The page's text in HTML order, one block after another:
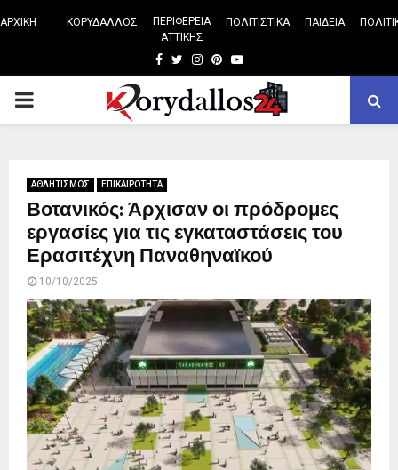
ΑΡΧΙΚΗ ΚΟΡΥΔΑΛΛΟΣ
ΠΕΡΙΦΕΡΕΙΑ
ΑΤΤΙΚΗΣ
ΠΟΛΙΤΙΣΤΙΚΑ ΠΑΙΔΕΙΑ
Facebook
TwitterInstagram
Pinterest
Youtube
PRIMARY
ΑΘΛΗΤΙΣΜΟΣ ΕΠΙΚΑΙΡΟΤΗΤΑ
Βοτανικός: Άρχισαν οι πρόδρομες
εργασίες για τις εγκαταστάσεις του
Ερασιτέχνη Παναθηναϊκού
10/10/2025